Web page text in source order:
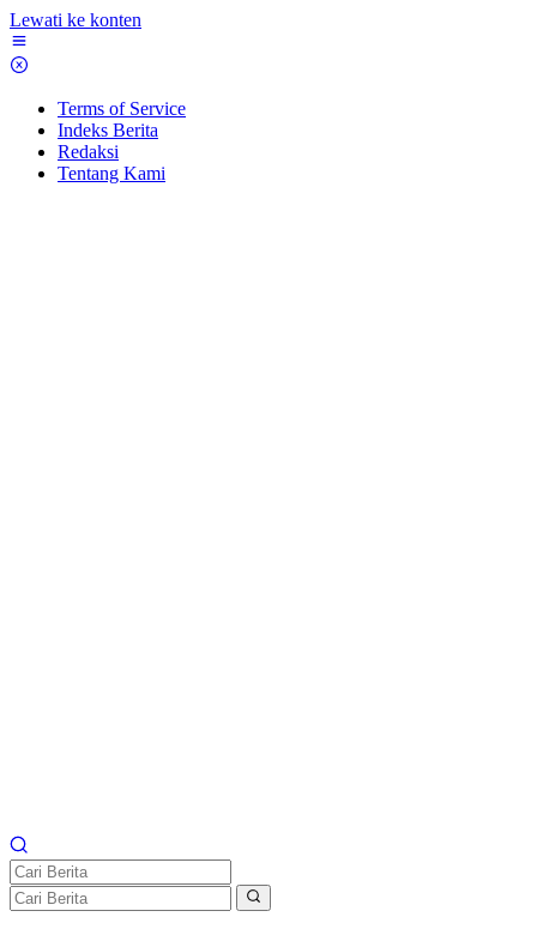
Lewati ke konten
Terms of Service
Indeks Berita
Redaksi
Tentang Kami